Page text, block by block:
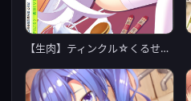
【生肉】ティンクル☆くるせいだーす -Passion Star Stream-